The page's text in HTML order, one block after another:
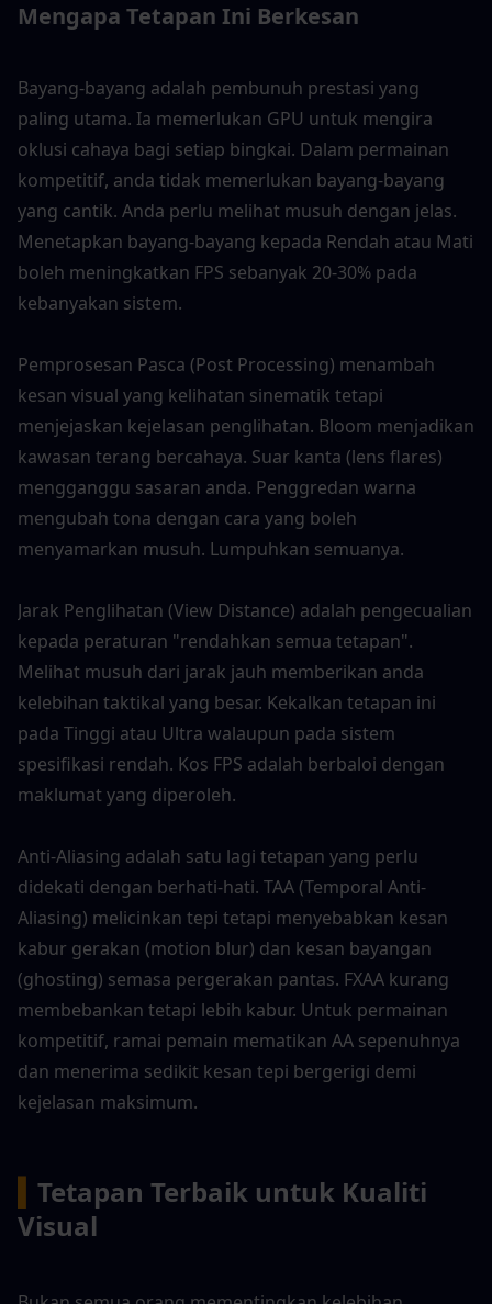
Mengapa Tetapan Ini Berkesan
Bayang-bayang adalah pembunuh prestasi yang
paling utama. Ia memerlukan GPU untuk mengira
oklusi cahaya bagi setiap bingkai. Dalam permainan
kompetitif, anda tidak memerlukan bayang-bayang
yang cantik. Anda perlu melihat musuh dengan jelas.
Menetapkan bayang-bayang kepada Rendah atau Mati
boleh meningkatkan FPS sebanyak 20-30% pada
kebanyakan sistem.
Pemprosesan Pasca (Post Processing) menambah
kesan visual yang kelihatan sinematik tetapi
menjejaskan kejelasan penglihatan. Bloom menjadikan
kawasan terang bercahaya. Suar kanta (lens flares)
mengganggu sasaran anda. Penggredan warna
mengubah tona dengan cara yang boleh
menyamarkan musuh. Lumpuhkan semuanya.
Jarak Penglihatan (View Distance) adalah pengecualian
kepada peraturan "rendahkan semua tetapan".
Melihat musuh dari jarak jauh memberikan anda
kelebihan taktikal yang besar. Kekalkan tetapan ini
pada Tinggi atau Ultra walaupun pada sistem
spesifikasi rendah. Kos FPS adalah berbaloi dengan
maklumat yang diperoleh.
Anti-Aliasing adalah satu lagi tetapan yang perlu
didekati dengan berhati-hati. TAA (Temporal Anti-
Aliasing) melicinkan tepi tetapi menyebabkan kesan
kabur gerakan (motion blur) dan kesan bayangan
(ghosting) semasa pergerakan pantas. FXAA kurang
membebankan tetapi lebih kabur. Untuk permainan
kompetitif, ramai pemain mematikan AA sepenuhnya
dan menerima sedikit kesan tepi bergerigi demi
kejelasan maksimum.
Tetapan Terbaik untuk Kualiti
Visual